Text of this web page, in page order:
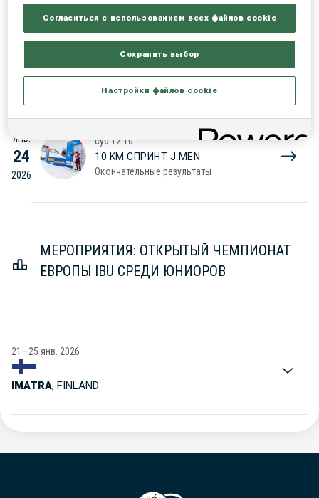
25
Окончательные результаты
ЯНВ.
24
2026
суб12:10
10 KM СПРИНТ J.MEN
Окончательные результаты
МЕРОПРИЯТИЯ: ОТКРЫТЫЙ ЧЕМПИОНАТ
ЕВРОПЫ IBU СРЕДИ ЮНИОРОВ
21—25 янв. 2026
IMATRA, FINLAND
Согласиться с использованием всех файлов cookie
Сохранить выбор
Настройки файлов cookie